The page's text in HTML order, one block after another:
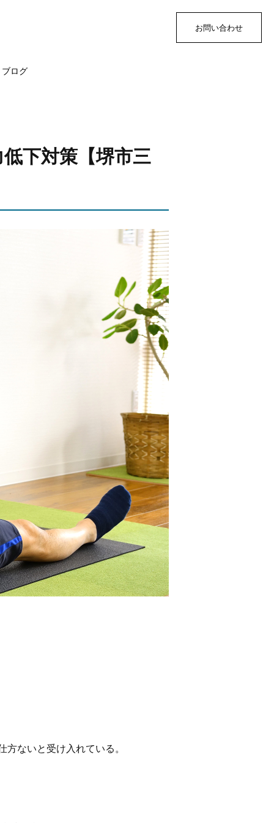
ブログ
お問い合わせ
下対策【堺市三
ないと受け入れている。